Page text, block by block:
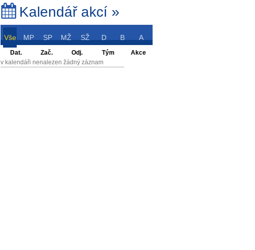
Kalendář akcí »
Vše MP SP MŽ SŽ D B A
Dat. Zač. Odj. Tým
Akce
v kalendáři nenalezen žádný záznam